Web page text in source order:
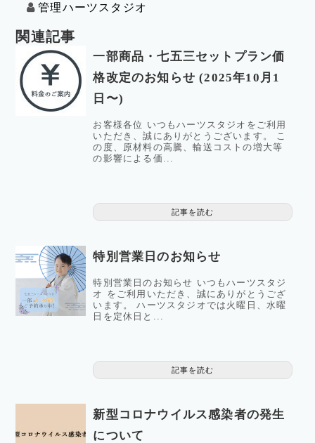
管理ハーツスタジオ
関連記事
一部商品・七五三セットプラン価
格改定のお知らせ (2025年10月1
日〜)
お客様各位 いつもハーツスタジオをご利用
いただき、誠にありがとうございます。 こ
の度、原材料の高騰、輸送コストの増大等
の影響による価...
記事を読む
特別営業日のお知らせ
特別営業日のお知らせ いつもハーツスタジ
オ をご利用いただき、誠にありがとうござ
います。 ハーツスタジオでは火曜日、水曜
日を定休日と...
記事を読む
新型コロナウイルス感染者の発生
について